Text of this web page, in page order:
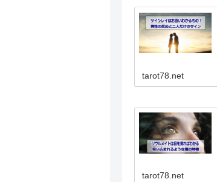
tarot78.net
tarot78.net